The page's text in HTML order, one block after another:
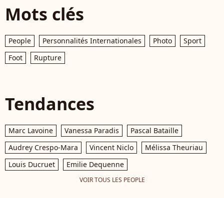
Mots clés
People Personnalités Internationales Photo
Sport
Foot
Rupture
Tendances
Marc Lavoine Vanessa Paradis
Pascal Bataille
Audrey Crespo-Mara
Vincent Niclo
Mélissa Theuriau
Louis Ducruet
Emilie Dequenne
VOIR TOUS LES PEOPLE